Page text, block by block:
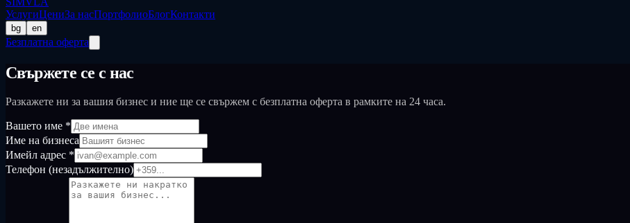
УслугиЦениЗа насПортфолиоБлогКонтакти
bg en
Безплатна оферта
Свържете се с нас
Разкажете ни за вашия бизнес и ние ще се свържем с безплатна оферта в рамките на 24 часа.
Вашето име *
Име на бизнеса
Имейл адрес *
Телефон (незадължително)